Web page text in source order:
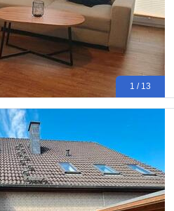
1 / 13